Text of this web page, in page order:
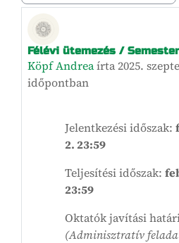
Félévi ütemezés /
Köpf Andreaírta2025.
időpontban
Válaszok szám: 0
Jelentkezési időszak:
2. 23:59
Teljesítési időszak:
23:59
Oktatók javítási
(Adminisztratív